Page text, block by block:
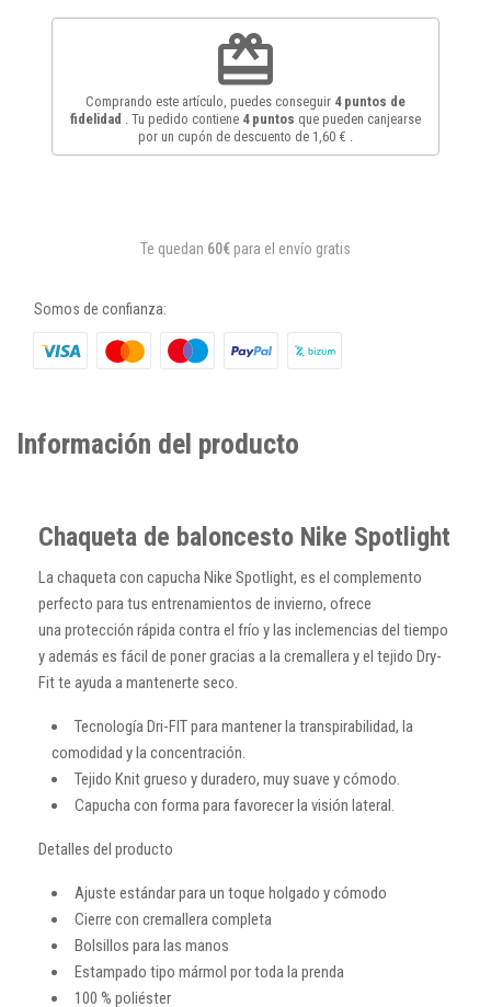
redeem
Comprando este artículo, puedes conseguir 4puntos de
fidelidad
. Tu pedido contiene 4puntos que pueden canjearse
por un cupón de descuento de 1,60 €
Te quedan 60€ para el envío gratis
Somos de confianza:
Información del producto
Chaqueta de baloncesto Nike Spotlight
La chaqueta con capucha Nike Spotlight, es el complemento
perfecto para tus entrenamientos de invierno, ofrece
una protección rápida contra el frío y las inclemencias del tiempo
y además es fácil de poner gracias a la cremallera y el tejido Dry-
Fit te ayuda a mantenerte seco.
Tecnología Dri-FIT para mantener la transpirabilidad, la
comodidad y la concentración.
Tejido Knit grueso y duradero, muy suave y cómodo.
Capucha con forma para favorecer la visión lateral.
Detalles del producto
Ajuste estándar para un toque holgado y cómodo
Cierre con cremallera completa
Bolsillos para las manos
Estampado tipo mármol por toda la prenda
100 % poliéster